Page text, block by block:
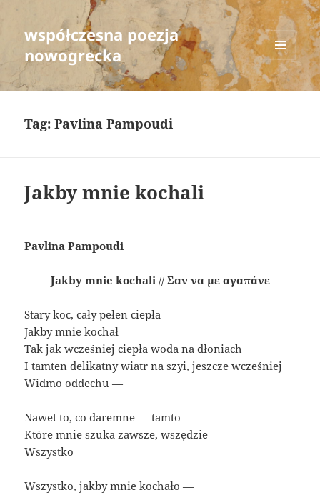
współczesna poezja
nowogrecka
MENU
AND
WIDGETS
Tag:Pavlina Pampoudi
Jakby mnie kochali
Pavlina Pampoudi
Jakby mnie kochali//Σαν να με αγαπάνε
Stary koc, cały pełen ciepła
Jakby mnie kochał
Tak jak wcześniej ciepła woda na dłoniach
I tamten delikatny wiatr na szyi, jeszcze wcześniej
Widmo oddechu —
Nawet to, co daremne — tamto
Które mnie szuka zawsze, wszędzie
Wszystko
Wszystko, jakby mnie kochało —